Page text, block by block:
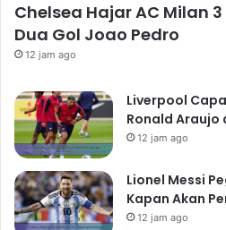
Chelsea Hajar AC Milan
Dua Gol Joao Pedro
12 jam ago
Liverpool
Ronald Araujo
12 jam ago
Lionel Messi
Kapan Akan
12 jam ago